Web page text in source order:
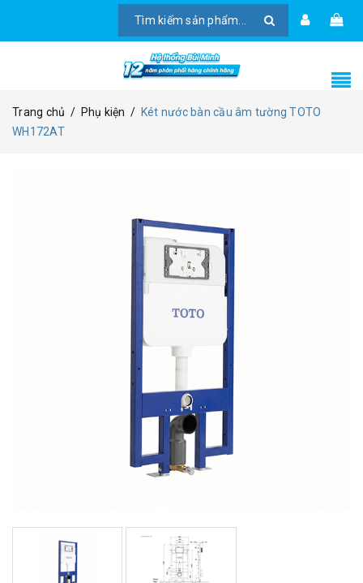
Trang chủ / Phụ kiện / Két nước bàn cầu âm tường TOTO
WH172AT